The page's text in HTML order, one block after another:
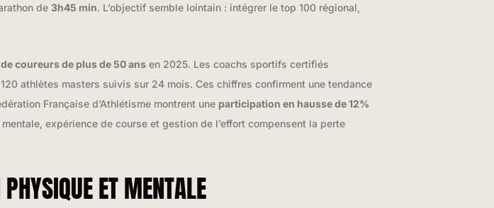
de 3h45 min. L’objectif semble lointain : intégrer le top 100 régional,
de coureurs de plus de 50 ans en 2025. Les coachs sportifs certifiés
athlètes masters suivis sur 24 mois. Ces chiffres confirment une tendance
Française d’Athlétisme montrent une participation en hausse de 12%
expérience de course et gestion de l’effort compensent la perte
ET MENTALE